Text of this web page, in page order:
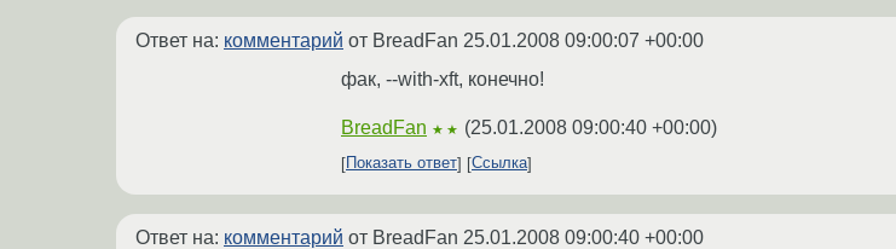
Ответ на: комментарий от BreadFan 25.01.2008 09:00:07 +00:00
фак, --with-xft, конечно!
BreadFan ★★ (25.01.2008 09:00:40 +00:00)
Показать ответ Ссылка
Ответ на: комментарий от BreadFan 25.01.2008 09:00:40 +00:00